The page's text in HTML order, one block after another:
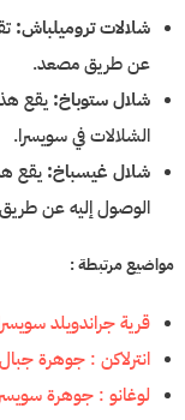
شلالات تروميلباش:
عن طريق مصعد.
شلال ستوباخ: يقع
الشلالات في سويسرا.
شلال غيسباخ: يقع
الوصول إليه عن
مواضيع مرتبطة :
قرية جراندويلد
انترلاكن : جوهرة
لوغانو : جوهرة